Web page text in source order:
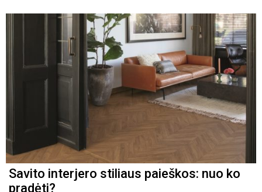
Savito interjero stiliaus paieškos: nuo ko
pradėti?